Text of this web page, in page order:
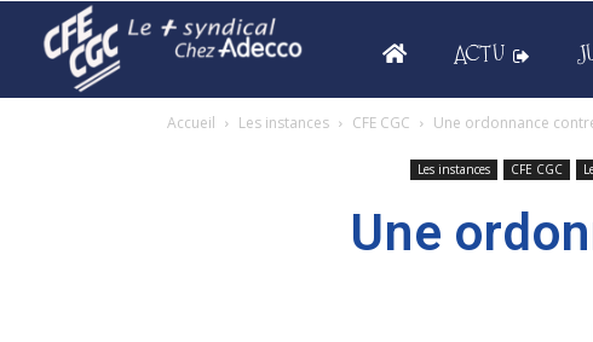
ACTU
Accueil Les instances CFE CGC Une ordonnance
Les instances CFE CGC
Une